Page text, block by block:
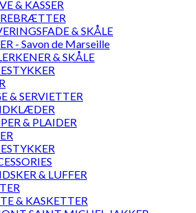
& KASSER
& SKÅLE
- Savon de Marseille
& SKÅLE
& SERVIETTER
& PLAIDER
& LUFFER
& KASKETTER